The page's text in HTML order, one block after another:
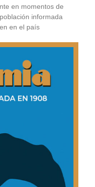
en momentos de
informada
en el país